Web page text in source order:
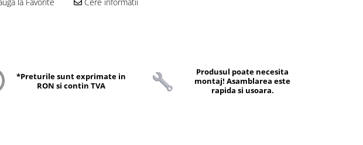
*Preturile sunt exprimate in
RON si contin TVA
Produsul poate necesita
montaj! Asamblarea este
rapida si usoara.